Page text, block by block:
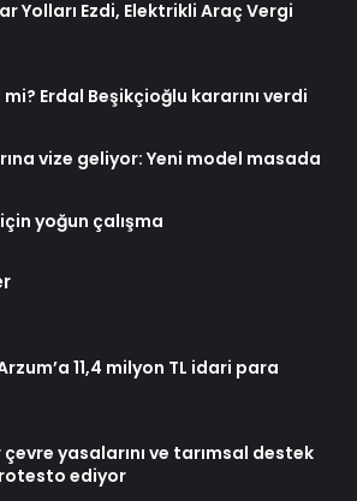
Yolları Ezdi, Elektrikli Araç Vergi
mi? Erdal Beşikçioğlu kararını verdi
vize geliyor: Yeni model masada
yoğun çalışma
11,4 milyon TL idari para
yasalarını ve tarımsal destek
ediyor